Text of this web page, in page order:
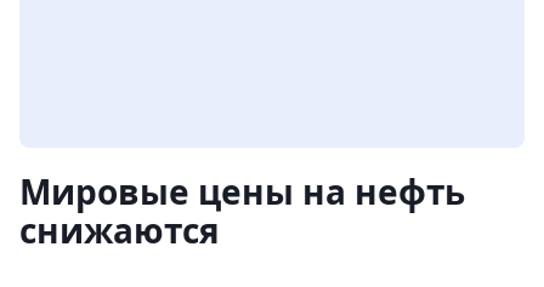
Мировые цены на нефть
снижаются